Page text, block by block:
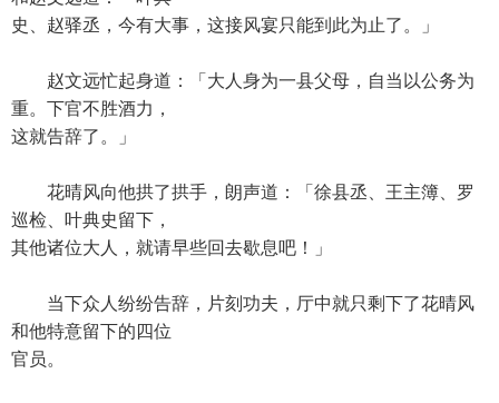
史、赵驿丞，今有大事，这接风宴只能到此为止了。」
赵文远忙起身道：「大人身为一县父母，自当以公务为
重。下官不胜酒力，
这就告辞了。」
花晴风向他拱了拱手，朗声道：「徐县丞、王主簿、罗
巡检、叶典史留下，
其他诸位大人，就请早些回去歇息吧！」
当下众人纷纷告辞，片刻功夫，厅中就只剩下了花晴风
和他特意留下的四位
官员。